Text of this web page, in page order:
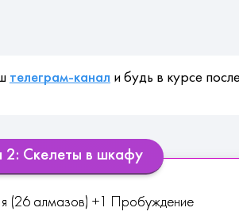
телеграм-канал и будь в курсе
2: Скелеты в шкафу
я (26 алмазов) +1 Пробуждение